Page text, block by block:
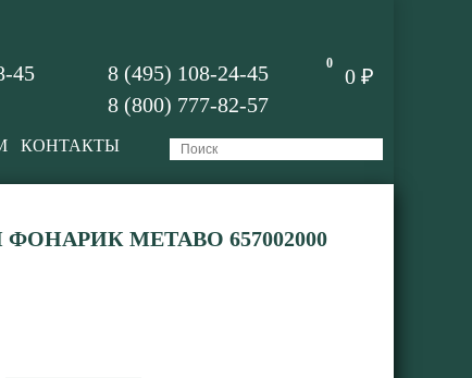
0
0 ₽
8 (495) 108-24-45
8 (800) 777-82-57
45
КОНТАКТЫ
METABO 657002000